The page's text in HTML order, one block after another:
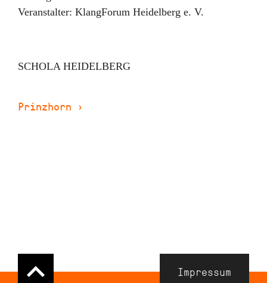
Veranstalter: KlangForum Heidelberg e. V.
SCHOLA HEIDELBERG
Prinzhorn ›
Navigation
Impressum